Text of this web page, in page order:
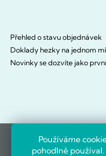
Používáme
pohodlně
Přehled o stavu objednávek
Doklady hezky na jednom
Novinky se dozvíte jako první